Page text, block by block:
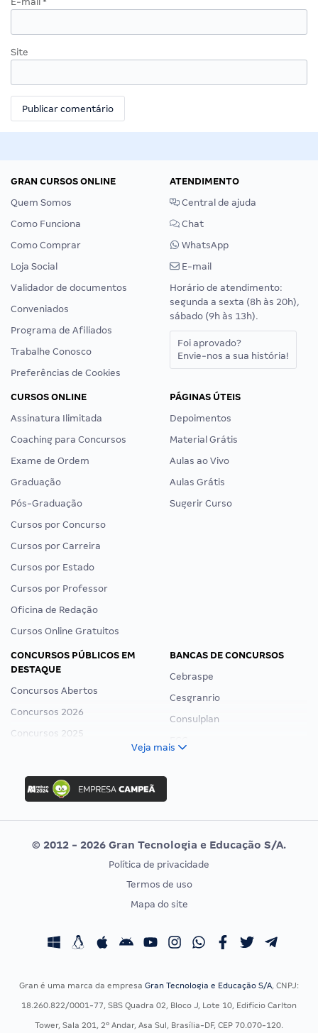
Site
GRAN CURSOS ONLINE
Quem Somos
Como Funciona
Como Comprar
Loja Social
Validador de documentos
Conveniados
Programa de Afiliados
Trabalhe Conosco
Preferências de Cookies
ATENDIMENTO
Central de ajuda
Chat
WhatsApp
E-mail
Horário de atendimento:
segunda a sexta (8h às 20h),
sábado (9h às 13h).
Foi aprovado?
Envie-nos a sua história!
CURSOS ONLINE
Assinatura Ilimitada
Coaching para Concursos
Exame de Ordem
Graduação
Pós-Graduação
Cursos por Concurso
Cursos por Carreira
Cursos por Estado
Cursos por Professor
Oficina de Redação
Cursos Online Gratuitos
PÁGINAS ÚTEIS
Depoimentos
Material Grátis
Aulas ao Vivo
Aulas Grátis
Sugerir Curso
CONCURSOS PÚBLICOS EM
DESTAQUE
Concursos Abertos
Concursos 2026
Concursos 2025
Concurso Ibama
Concurso MPU
Editais publicados
BANCAS DE CONCURSOS
Cebraspe
Cesgranrio
Consulplan
Vunesp
CONCURSOS POR PROFISSÃO
Concursos Fiscais
Concursos Saúde
EXAME DE ORDEM
Calendário OAB
Veja mais
© 2012 - 2026 Gran Tecnologia e Educação S/A.
Política de privacidade
Termos de uso
Mapa do site
Gran é uma marca da empresa Gran Tecnologia e Educação S/A, CNPJ:
18.260.822/0001-77, SBS Quadra 02, Bloco J, Lote 10, Edifício Carlton
Tower, Sala 201, 2º Andar, Asa Sul, Brasília-DF, CEP 70.070-120.